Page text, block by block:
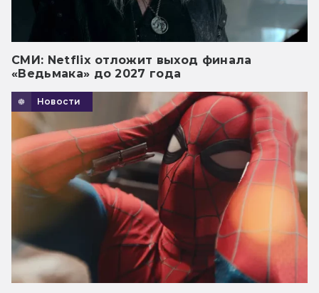
СМИ: Netflix отложит выход финала
«Ведьмака» до 2027 года
Новости